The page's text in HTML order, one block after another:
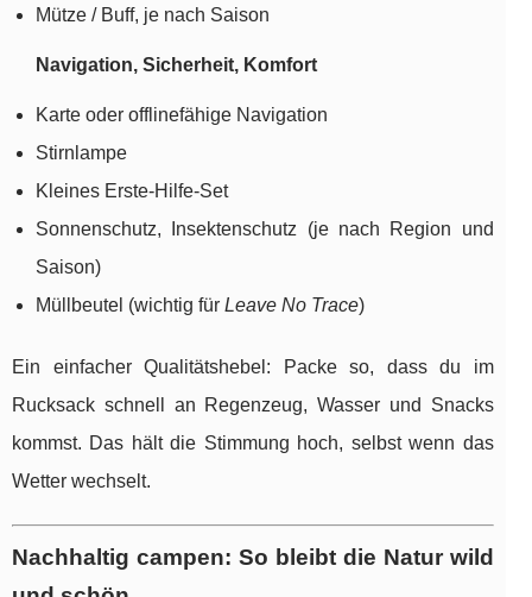
Mütze / Buff, je nach Saison
Navigation, Sicherheit, Komfort
Karte oder offlinefähige Navigation
Stirnlampe
Kleines Erste-Hilfe-Set
Sonnenschutz, Insektenschutz (je nach Region und
Saison)
Müllbeutel (wichtig für Leave No Trace)
Ein einfacher Qualitätshebel: Packe so, dass du im
Rucksack schnell an Regenzeug, Wasser und Snacks
kommst. Das hält die Stimmung hoch, selbst wenn das
Wetter wechselt.
Nachhaltig campen: So bleibt die Natur wild